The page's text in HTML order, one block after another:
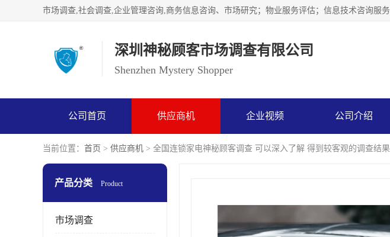
深圳神秘顾客市场调查有限公司
Shenzhen Mystery Shopper
公司首页 供应商机 企业视频 公司介绍
当前位置： 首页 > 供应商机 > 全国连锁家电神秘顾客调查 可以深入了解 得到较客观的调查结果
产品分类 Product
市场调查